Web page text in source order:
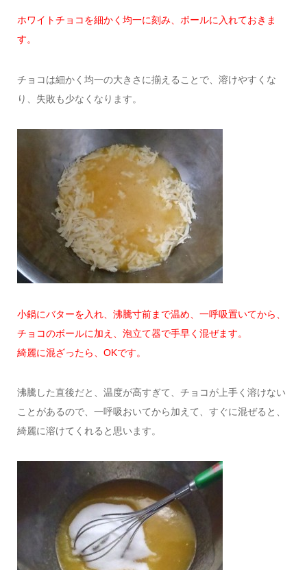
ホワイトチョコを細かく均一に刻み、ボールに入れておきま
す。
チョコは細かく均一の大きさに揃えることで、溶けやすくな
り、失敗も少なくなります。
小鍋にバターを入れ、沸騰寸前まで温め、一呼吸置いてから、
チョコのボールに加え、泡立て器で手早く混ぜます。
綺麗に混ざったら、OKです。
沸騰した直後だと、温度が高すぎて、チョコが上手く溶けない
ことがあるので、一呼吸おいてから加えて、すぐに混ぜると、
綺麗に溶けてくれると思います。